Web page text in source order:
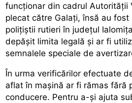
funcţionar din cadrul Autorității
plecat către Galați, însă au
polițiștii rutieri în județul
depăşit limita legală și ar fi
semnalele speciale de
În urma verificărilor efectuate
aflat în mașină ar fi rămas fără
conducere. Pentru a-şi ajuta